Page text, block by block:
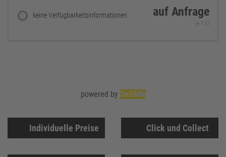
keine Verfügbarkeitsinformationen auf Anfrage
je 1 St
Individuelle Preise Click und Collect
powered by SellSite